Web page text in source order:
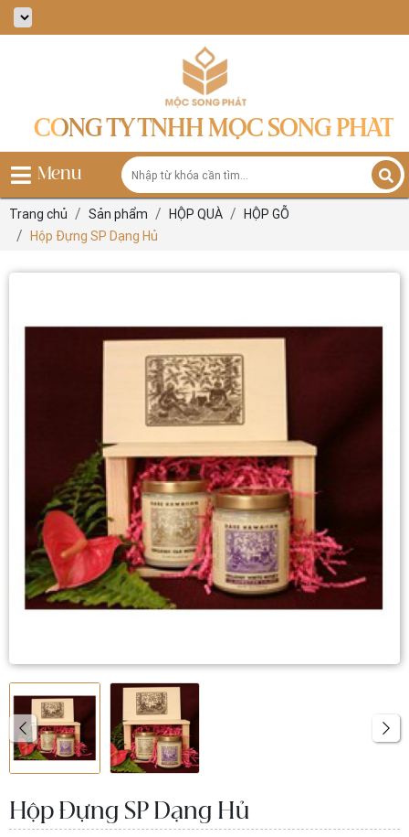
CÔNG TY TNHH MỘC SONG PHÁT
Menu
Trang chủ Sản phẩm HỘP QUÀ
HỘP GỖ
Hộp Đựng SP Dạng Hủ
Hộp Đựng SP Dạng Hủ